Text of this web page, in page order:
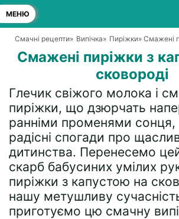
МЕНЮ
Смачні рецепти» Випічка» Пиріжки» Смажені
Смажені пиріжки з
сковороді
Глечик свіжого молока і
пиріжки, що дзюрчать
ранніми променями сонця,
радісні спогади про
дитинства. Перенесемо
скарб бабусиних умілих
пиріжки з капустою на
нашу метушливу
приготуємо цю смачну